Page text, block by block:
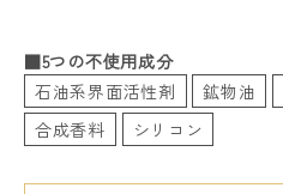
■5つの不使用成分
石油系界面活性剤
鉱物油
合成香料
シリコン